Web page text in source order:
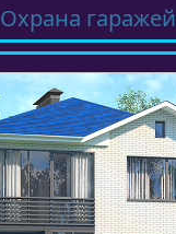
Охрана гаражей